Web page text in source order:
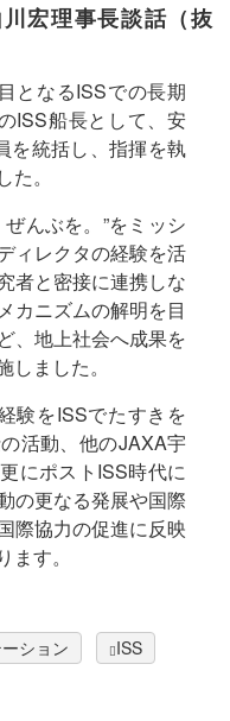
宏理事長談話（抜
となるISSでの長期
ISS船長として、安
を統括し、指揮を執
。
んぶを。”をミッシ
ィレクタの経験を活
者と密接に連携しな
カニズムの解明を目
、地上社会へ成果を
ました。
験をISSでたすきを
活動、他のJAXA宇
にポストISS時代に
の更なる発展や国際
際協力の促進に反映
す。
ション ISS